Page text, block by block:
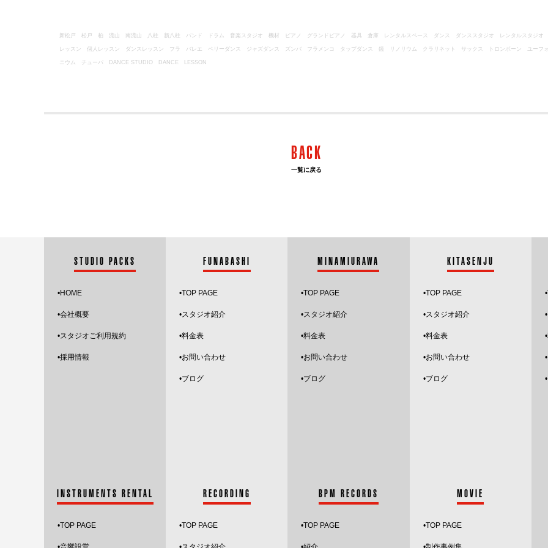
新松戸 松戸 柏 流山 南流山 八柱 新八柱 バンド ドラム 音楽スタジオ 機材 ピアノ グランドピアノ 器具 倉庫 レンタルスペース ダンス ダンススタジオ レンタルスタジオ
レッスン 個人レッスン ダンスレッスン フラ バレエ ベリーダンス ジャズダンス ズンバ フラメンコ タップダンス 鏡 リノリウム クラリネット サックス トロンボーン ユーフォ
ニウム チューバ DANCE STUDIO DANCE LESSON
BACK
一覧に戻る
STUDIO PACKS
•HOME
•会社概要
•スタジオご利用規約
•採用情報
FUNABASHI
•TOP PAGE
•スタジオ紹介
•料金表
•お問い合わせ
•ブログ
MINAMIURAWA
•TOP PAGE
•スタジオ紹介
•料金表
•お問い合わせ
•ブログ
KITASENJU
•TOP PAGE
•スタジオ紹介
•料金表
•お問い合わせ
•ブログ
•
•
INSTRUMENTS RENTAL
•TOP PAGE
RECORDING
•TOP PAGE
BPM RECORDS
•TOP PAGE
MOVIE
•TOP PAGE